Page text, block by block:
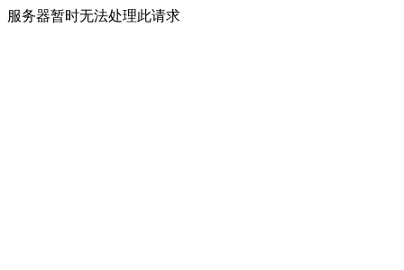
服务器暂时无法处理此请求